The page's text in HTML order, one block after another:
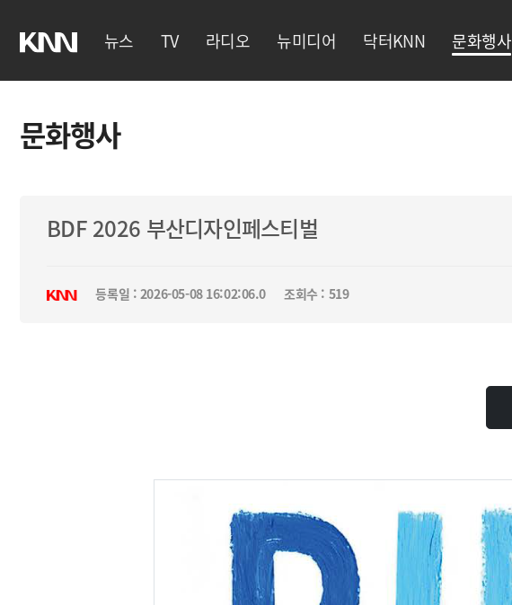
뉴스 TV 라디오 뉴미디어 닥터KNN 문화행사
문화행사
BDF 2026 부산디자인페스티벌
등록일 : 2026-05-08 16:02:06.0 조회수 : 519